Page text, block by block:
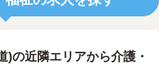
)の近隣エリアから介護・